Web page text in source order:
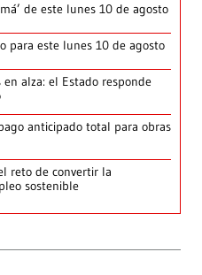
de este lunes 10 de agosto
para este lunes 10 de agosto
alza: el Estado responde
anticipado total para obras
reto de convertir la
sostenible